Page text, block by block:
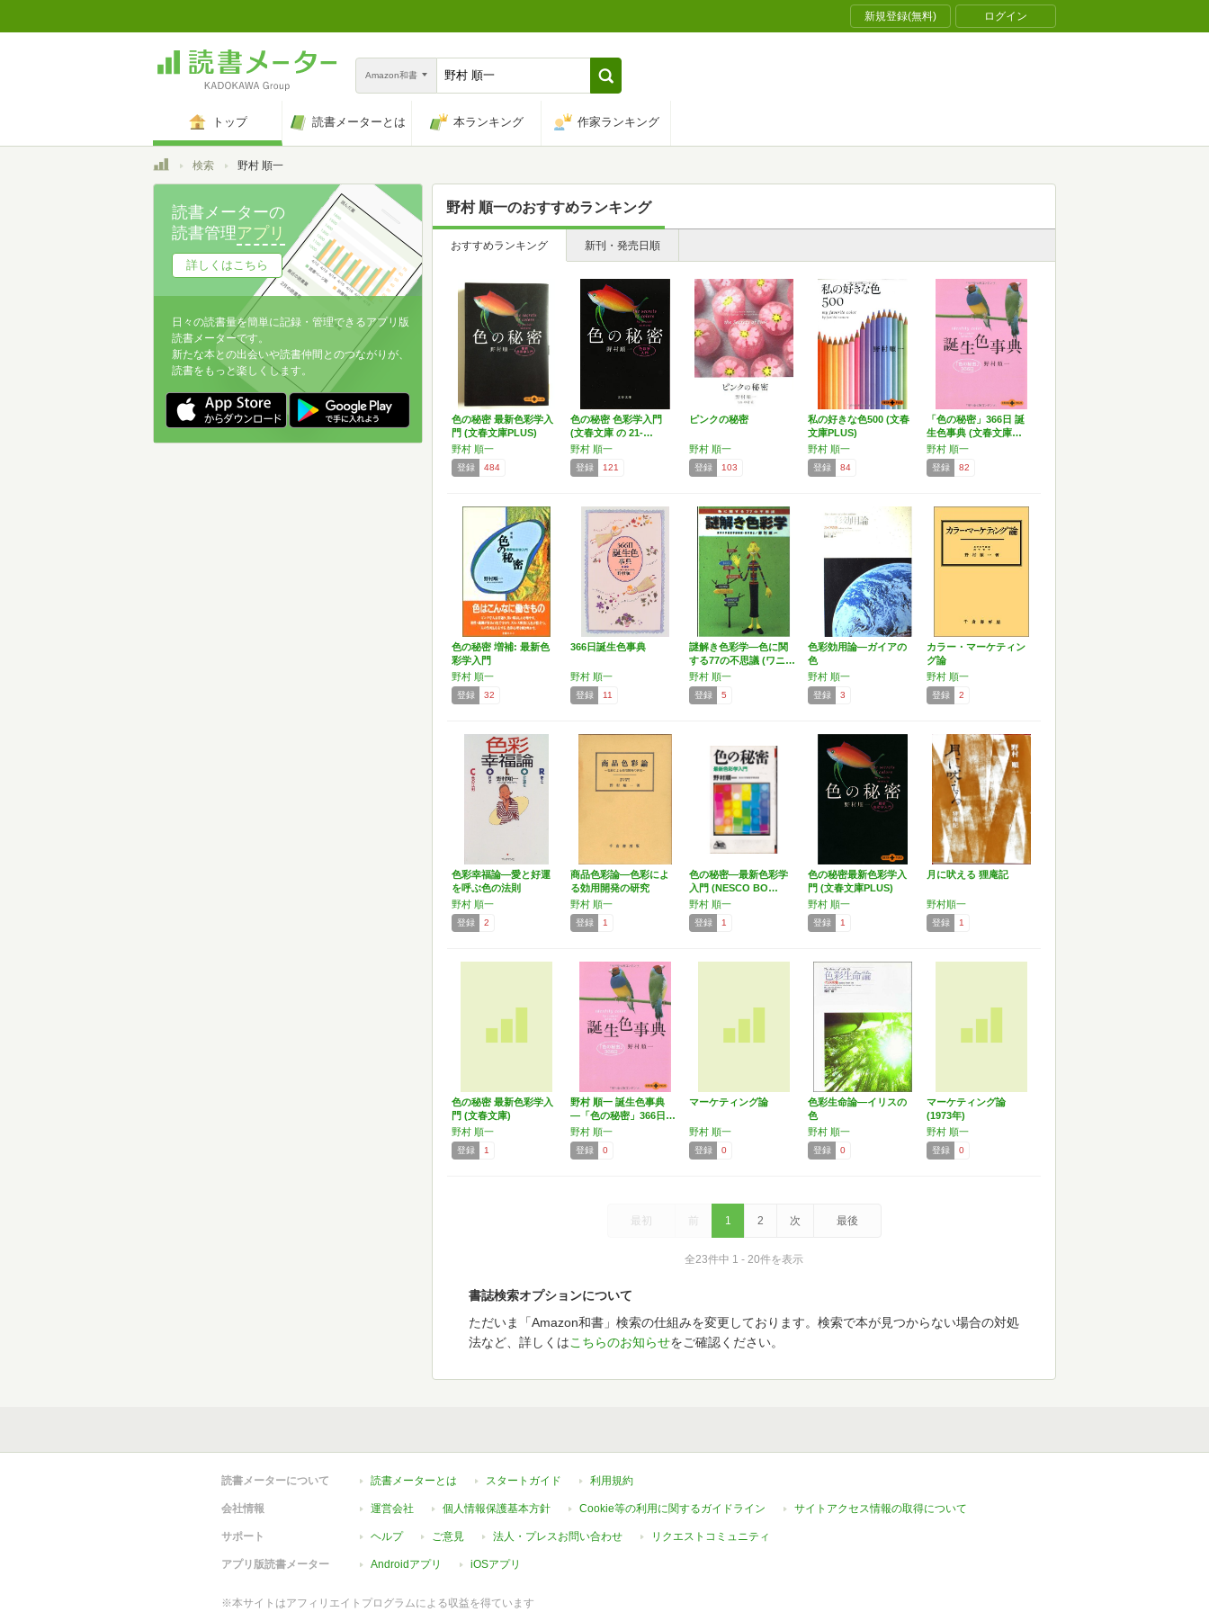
新規登録(無料) ログイン
Amazon和書
トップ 読書メーターとは 本ランキング 作家ランキング
トップ検索 野村 順一
野村 順一のおすすめランキング
おすすめランキング 新刊・発売日順
色の秘密 最新色彩学入
門 (文春文庫PLUS)
野村 順一
登録 484
色の秘密 色彩学入門
(文春文庫 の 21-…
野村 順一
登録 121
ピンクの秘密
野村 順一
登録 103
私の好きな色500 (文春
文庫PLUS)
野村 順一
登録 84
「色の秘密」366日 誕
生色事典 (文春文庫…
野村 順一
登録 82
色の秘密 増補: 最新色
彩学入門
野村 順一
登録 32
366日誕生色事典
野村 順一
登録 11
謎解き色彩学―色に関
する77の不思議 (ワニ…
野村 順一
登録 5
色彩効用論―ガイアの
色
野村 順一
登録 3
カラー・マーケティン
グ論
野村 順一
登録 2
色彩幸福論―愛と好運
を呼ぶ色の法則
野村 順一
登録 2
商品色彩論―色彩によ
る効用開発の研究
野村 順一
登録 1
色の秘密―最新色彩学
入門 (NESCO BO…
野村 順一
登録 1
色の秘密最新色彩学入
門 (文春文庫PLUS)
野村 順一
登録 1
月に吠える 狸庵記
野村順一
登録 1
色の秘密 最新色彩学入
門 (文春文庫)
野村 順一
登録 1
野村 順一 誕生色事典
―「色の秘密」366日…
野村 順一
登録 0
マーケティング論
野村 順一
登録 0
色彩生命論―イリスの
色
野村 順一
登録 0
マーケティング論
(1973年)
野村 順一
登録 0
最初 前 1 2 次 最後
全23件中 1 - 20件を表示
書誌検索オプションについて
ただいま「Amazon和書」検索の仕組みを変更しております。検索で本が見つからない場合の対処
法など、詳しくはこちらのお知らせをご確認ください。
読書メーターの
読書管理アプリ
詳しくはこちら
日々の読書量を簡単に記録・管理できるアプリ版
読書メーターです。
新たな本との出会いや読書仲間とのつながりが、
読書をもっと楽しくします。
読書メーターについて 読書メーターとは スタートガイド 利用規約
会社情報 運営会社 個人情報保護基本方針 Cookie等の利用に関するガイドライン サイトアクセス情報の取得について
サポート ヘルプ ご意見 法人・プレスお問い合わせ リクエストコミュニティ
アプリ版読書メーター Androidアプリ iOSアプリ
※本サイトはアフィリエイトプログラムによる収益を得ています